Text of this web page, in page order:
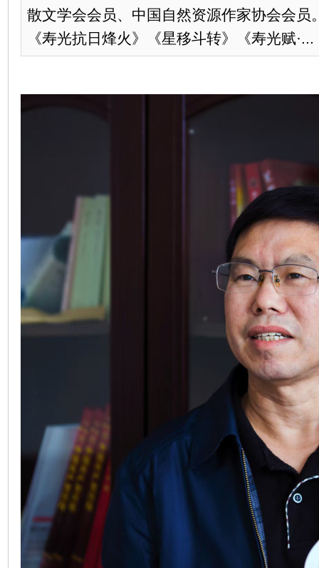
散文学会会员、中国自然资源作家协会会员
《寿光抗日烽火》《星移斗转》《寿光赋·...